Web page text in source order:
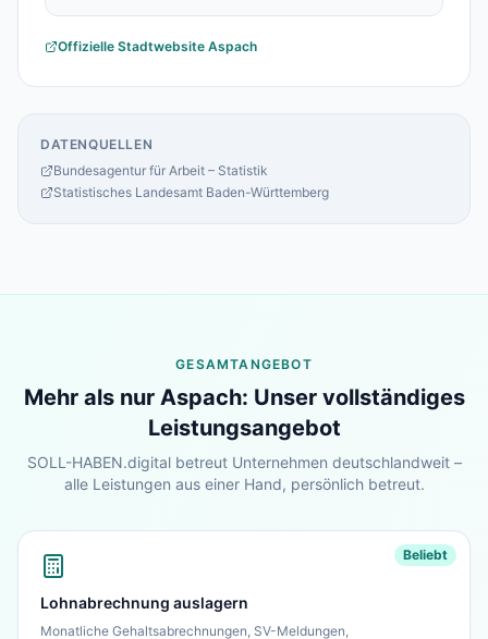
Offizielle Stadtwebsite Aspach
DATENQUELLEN
Bundesagentur für Arbeit – Statistik
Statistisches Landesamt Baden-Württemberg
GESAMTANGEBOT
Mehr als nur Aspach: Unser vollständiges
Leistungsangebot
SOLL-HABEN.digital betreut Unternehmen deutschlandweit –
alle Leistungen aus einer Hand, persönlich betreut.
Beliebt
Lohnabrechnung auslagern
Monatliche Gehaltsabrechnungen, SV-Meldungen,